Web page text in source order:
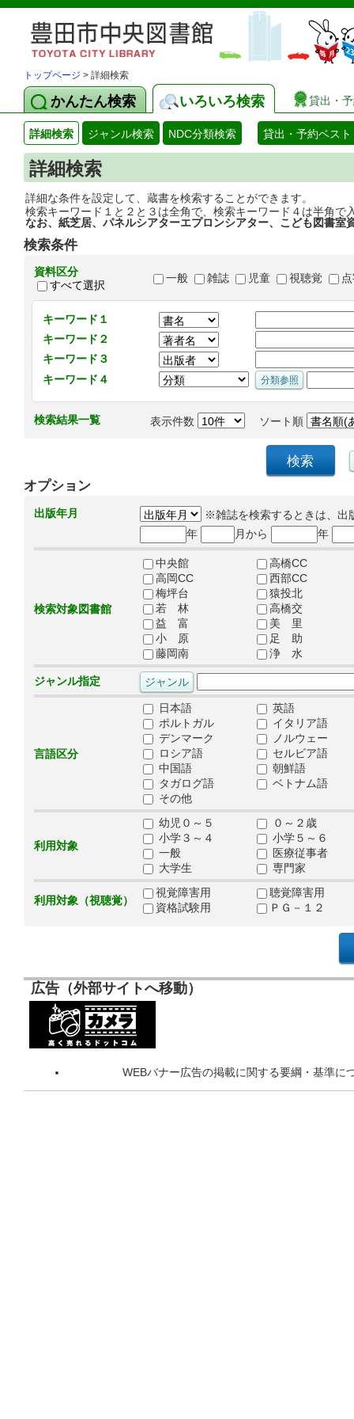
トップページ > 詳細検索
かんたん検索 いろいろ検索 貸出・
詳細検索 ジャンル検索 NDC分類検索 貸出・予約ベスト
詳細検索
詳細な条件を設定して、蔵書を検索することができます。
検索キーワード１と２と３は全角で、検索キーワード４は半角で
なお、紙芝居、パネルシアターエプロンシアター、こども図書室
検索条件
資料区分
すべて選択
一般 雑誌 児童 視聴覚
キーワード１
キーワード２
キーワード３
キーワード４
検索結果一覧 表示件数 ソート順
オプション
出版年月
※雑誌を検索するときは、出
年
月から 年
検索対象図書館
中央館
高橋CC
高岡CC
西部CC
梅坪台
猿投北
若 林
高橋交
益 富
美 里
小 原
足 助
藤岡南
浄 水
ジャンル指定
言語区分
日本語
英語
ポルトガル
イタリア語
デンマーク
ノルウェー
ロシア語
セルビア語
中国語
朝鮮語
タガログ語
ベトナム語
その他
利用対象
幼児０～５
０～２歳
小学３～４
小学５～６
一般
医療従事者
大学生
専門家
利用対象（視聴覚）
視覚障害用
聴覚障害用
資格試験用
ＰＧ－１２
広告（外部サイトへ移動）
WEBバナー広告の掲載に関する要綱・基準に